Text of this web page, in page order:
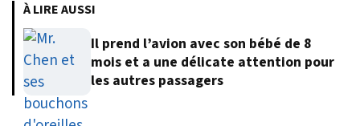
À LIRE AUSSI
Il prend l’avion avec son bébé de 8
mois et a une délicate attention pour
les autres passagers